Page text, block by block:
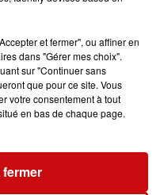
homme condamné à
avec sursis...
pendant 10 jours
et fermer", ou affiner en
dans "Gérer mes choix".
sur "Continuer sans
que pour ce site. Vous
votre consentement à tout
en bas de chaque page.